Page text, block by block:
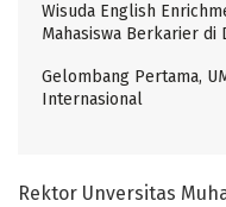
Wisuda English
Mahasiswa Berkarier di
Gelombang Pertama,
Internasional
Rektor Unversitas